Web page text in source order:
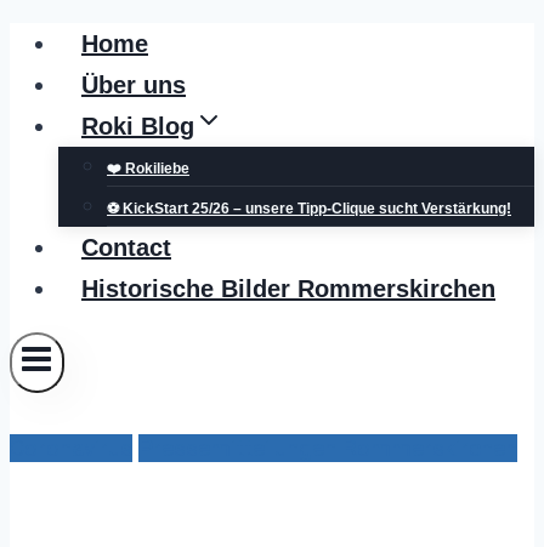
Zum
Inhalt
springen
Home
Über uns
Roki Blog
❤️ Rokiliebe
⚽ KickStart 25/26 – unsere Tipp-Clique sucht Verstärkung!
Contact
Historische Bilder Rommerskirchen